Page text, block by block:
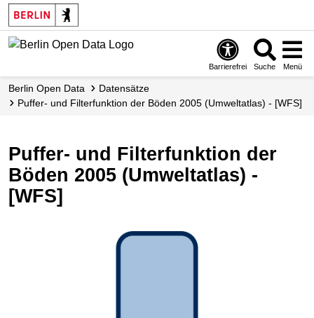
Skip
to
main
Barrierefrei Suche Menü
Berlin Open Data
Datensätze
Puffer- und Filterfunktion der Böden 2005 (Umweltatlas) - [WFS]
Puffer- und Filterfunktion der
Böden 2005 (Umweltatlas) -
[WFS]